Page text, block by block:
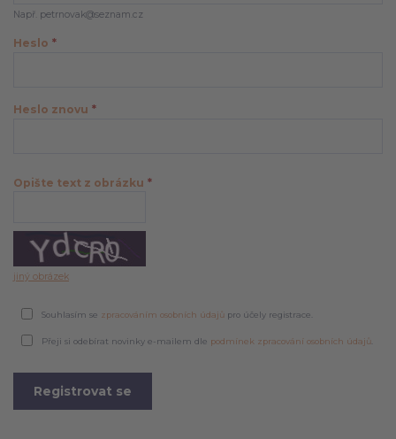
Např. petrnovak@seznam.cz
Heslo *
Heslo znovu *
Opište text z obrázku *
jiný obrázek
Souhlasím se zpracováním osobních údajůpro účely registrace.
Přeji si odebírat novinky e-mailem dle podmínek zpracování osobních údajů.
Registrovat se